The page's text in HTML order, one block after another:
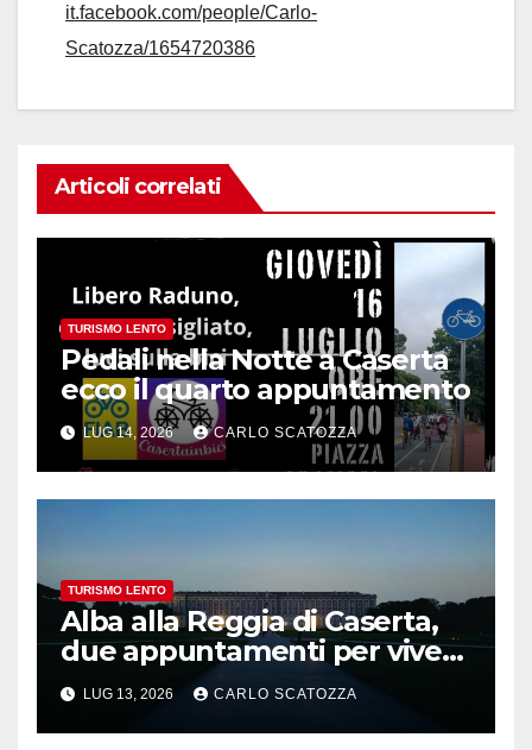
it.facebook.com/people/Carlo-
Scatozza/1654720386
Articoli correlati
TURISMO LENTO
Pedali nella Notte a Caserta
ecco il quarto appuntamento
LUG 14, 2026 CARLO SCATOZZA
TURISMO LENTO
Alba alla Reggia di Caserta,
due appuntamenti per vivere
la magia
LUG 13, 2026 CARLO SCATOZZA